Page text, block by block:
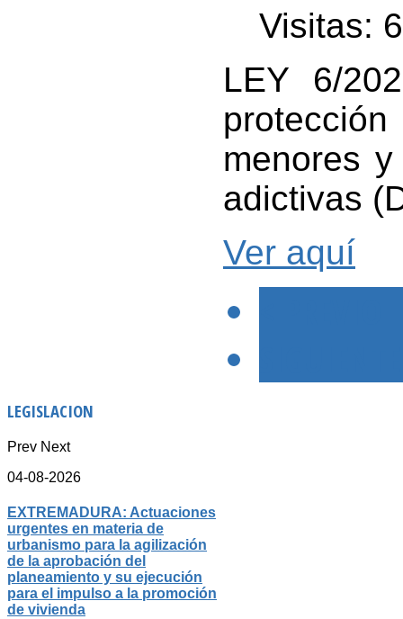
Visitas:
LEY 6/
menores
adictivas
Ver aquí
LEGISLACION
Prev Next
04-08-2026
EXTREMADURA: Actuaciones
urgentes en materia de
urbanismo para la agilización
de la aprobación del
planeamiento y su ejecución
para el impulso a la promoción
de vivienda